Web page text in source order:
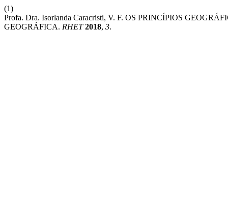
(1)
Profa. Dra. Isorlanda Caracristi, V. F. OS PRINCÍPIOS
GEOGRÁFICA. RHET 2018, 3.